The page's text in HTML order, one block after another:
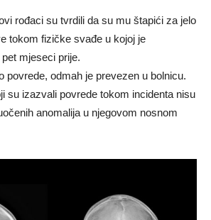
rođaci su tvrdili da su mu štapići za jelo
tokom fizičke svađe u kojoj je
mjeseci prije.
povrede, odmah je prevezen u bolnicu.
su izazvali povrede tokom incidenta nisu
anomalija u njegovom nosnom